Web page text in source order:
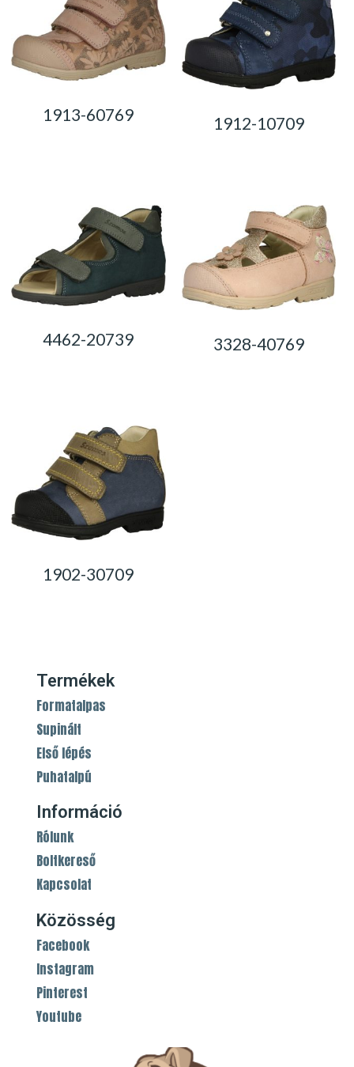
1913-60769 1912-10709
4462-20739 3328-40769
1902-30709
Termékek
Formatalpas
Supinált
Első lépés
Puhatalpú
Információ
Rólunk
Boltkereső
Kapcsolat
Közösség
Facebook
Instagram
Pinterest
Youtube